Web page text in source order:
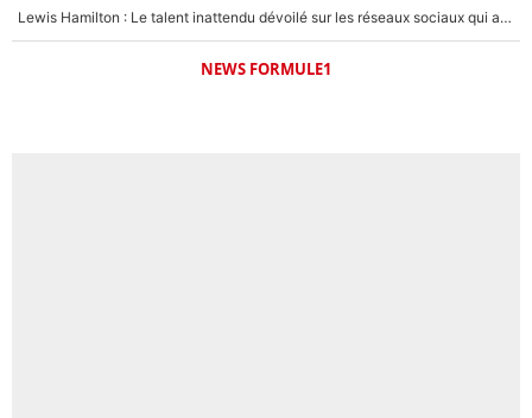
Lewis Hamilton : Le talent inattendu dévoilé sur les réseaux sociaux qui a impressionné Kim Kardashian pendant leurs vacances en amoureux !
NEWS FORMULE1